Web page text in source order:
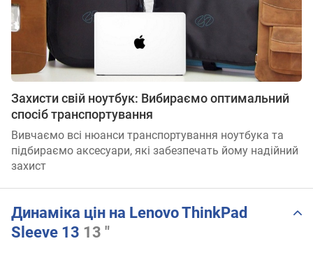
Захисти свій ноутбук: Вибираємо оптимальний
спосіб транспортування
Вивчаємо всі нюанси транспортування ноутбука та
підбираємо аксесуари, які забезпечать йому надійний
захист
Динаміка цін на Lenovo ThinkPad
Sleeve 13 13 "